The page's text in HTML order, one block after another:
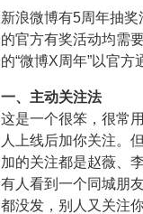
新浪微博有5周年抽
的官方有奖活动均需
的“微博X周年”以官方
一、主动关注法
这是一个很笨，很常
人上线后加你关注。
加的关注都是赵薇、
有人看到一个同城朋
都没发，别人又关注